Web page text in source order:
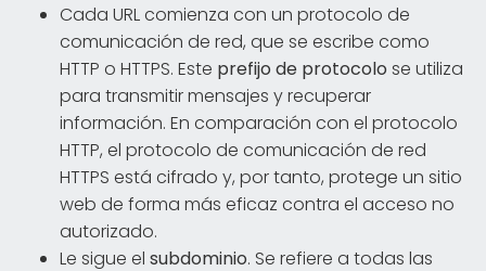
Cada URL comienza con un protocolo de
comunicación de red, que se escribe como
HTTP o HTTPS. Este prefijo de protocolo se utiliza
para transmitir mensajes y recuperar
información. En comparación con el protocolo
HTTP, el protocolo de comunicación de red
HTTPS está cifrado y, por tanto, protege un sitio
web de forma más eficaz contra el acceso no
autorizado.
Le sigue el subdominio. Se refiere a todas las